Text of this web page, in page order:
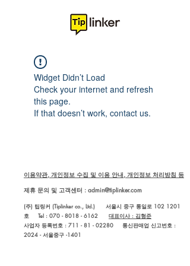
Widget Didn’t Load
Check your internet and refresh
this page.
If that doesn’t work, contact us.
이용약관, 개인정보 수집 및 이용 안내, 개인정보 처리방침 등
제휴 문의 및 고객센터 : admin@tiplinker.com
(주) 팁링커 (Tiplinker co., Ltd.) 서울시 중구 통일로 102 1201
호 Tel : 070 - 8018 - 6162 대표이사 : 김형준
사업자 등록번호 : 711 - 81 - 02280 통신판매업 신고번호 :
2024 - 서울중구 -1401